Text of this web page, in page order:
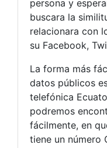
persona y
buscara la
relacionara con
su Facebook,
La forma más
datos públicos
telefónica
podremos
fácilmente, en
tiene un número